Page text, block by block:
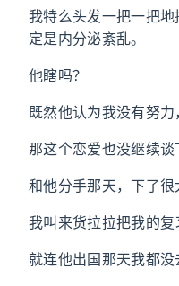
我特么头发一把一把
定是内分泌紊乱。
他瞎吗？
既然他认为我没有努力
那这个恋爱也没继续谈
和他分手那天，下了很
我叫来货拉拉把我的复
就连他出国那天我都没